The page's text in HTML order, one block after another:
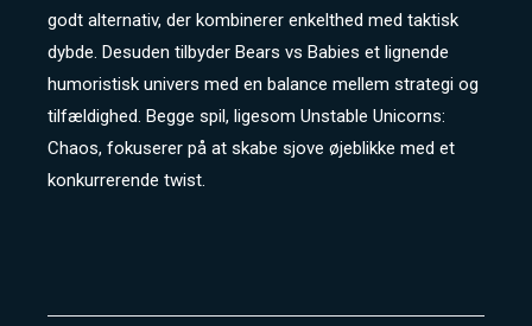
godt alternativ, der kombinerer enkelthed med taktisk
dybde. Desuden tilbyder Bears vs Babies et lignende
humoristisk univers med en balance mellem strategi og
tilfældighed. Begge spil, ligesom Unstable Unicorns:
Chaos, fokuserer på at skabe sjove øjeblikke med et
konkurrerende twist.